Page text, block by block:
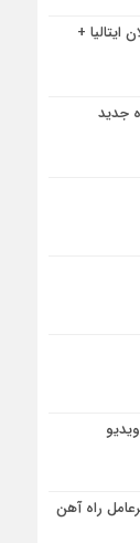
ایتالیا +
جدید
راه آهن